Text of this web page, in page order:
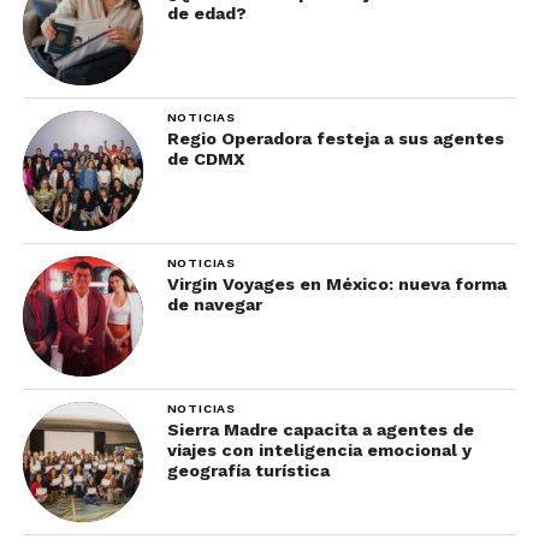
Demonios, Los Dos Papas, entre otras.
Si quieres saber más sobre estos destinos de
película, no dudes en visitar la página de
No olvides suscribirte en
descubrir recomendaciones de destinos,
atracciones, hoteles, restaurantes, spas; así como
las noticias más importantes que todo agente de
viajes debe de conocer.
de edad?
NOTICIAS
Regio Operadora festeja a sus agentes
de CDMX
NOTICIAS
Virgin Voyages en México: nueva forma
de navegar
NOTICIAS
Sierra Madre capacita a agentes de
viajes con inteligencia emocional y
geografía turística